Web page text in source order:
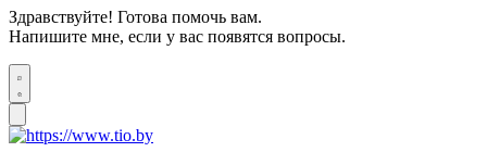
Здравствуйте! Готова помочь вам.
Напишите мне, если у вас появятся вопросы.